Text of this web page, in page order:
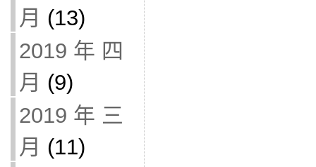
月 (13)
2019 年 四
月 (9)
2019 年 三
月 (11)